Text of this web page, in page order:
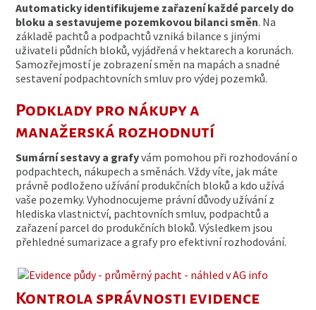
Automaticky identifikujeme zařazení každé parcely do
bloku a sestavujeme pozemkovou bilanci směn. Na
základě pachtů a podpachtů vzniká bilance s jinými
uživateli půdních bloků, vyjádřená v hektarech a korunách.
Samozřejmostí je zobrazení směn na mapách a snadné
sestavení podpachtovních smluv pro výdej pozemků.
Podklady pro nákupy a
manažerská rozhodnutí
Sumární sestavy a grafyvám pomohou při rozhodování o
podpachtech, nákupech a směnách. Vždy víte, jak máte
právně podloženo užívání produkčních bloků a kdo užívá
vaše pozemky. Vyhodnocujeme právní důvody užívání z
hlediska vlastnictví, pachtovních smluv, podpachtů a
zařazení parcel do produkčních bloků. Výsledkem jsou
přehledné sumarizace a grafy pro efektivní rozhodování.
Kontrola správnosti evidence